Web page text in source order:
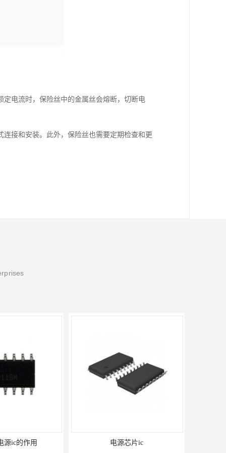
电流时，保险丝中的金属丝会熔断，切断电
接和安装。此外，保险丝也需要定期检查和更
电源芯片ic